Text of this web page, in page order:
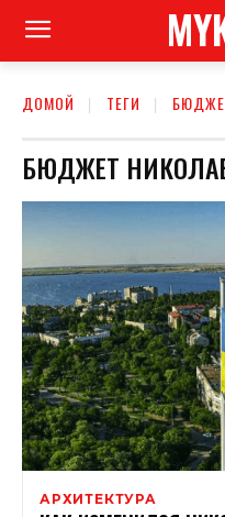
ДОМОЙ ТЕГИ
БЮДЖЕТ
АРХИТЕКТУРА